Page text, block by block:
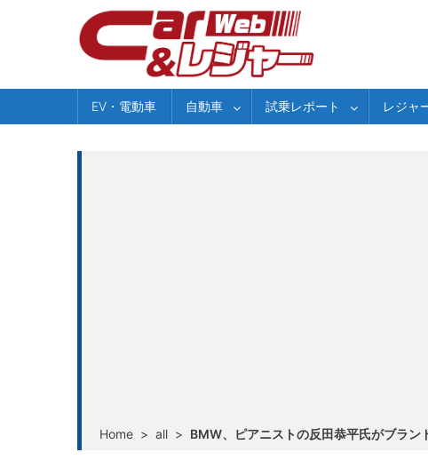
EV・電動車 自動車 試乗レポート レジャ
Home > all > BMW、ピアニストの反田恭平氏がブラ